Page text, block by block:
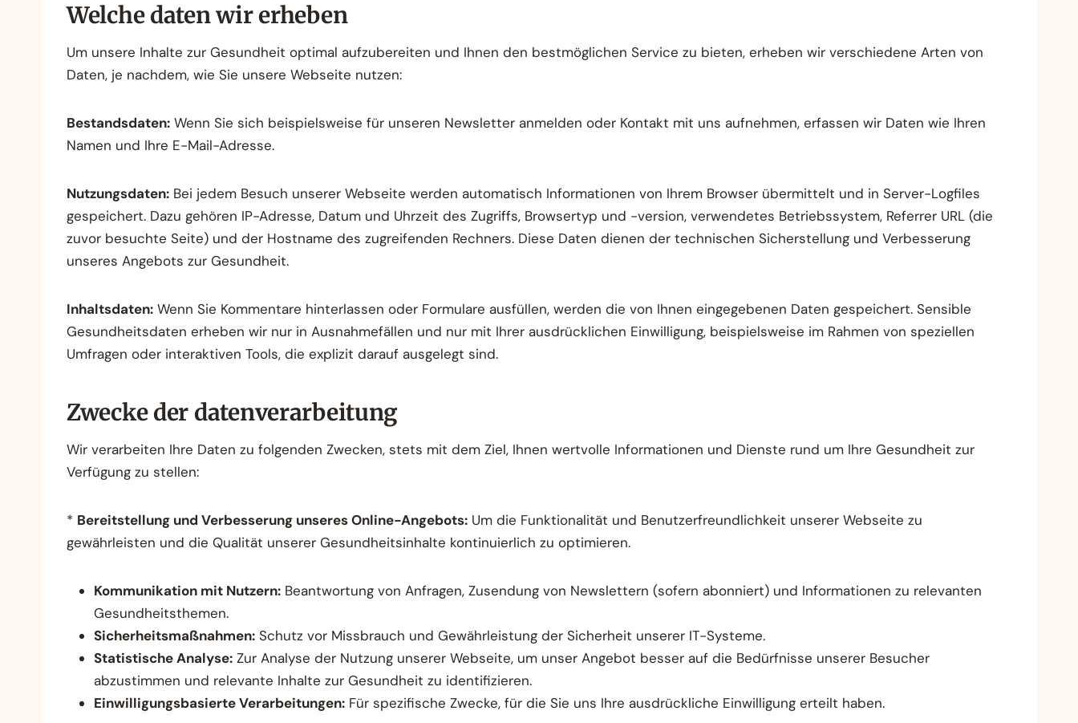
Welche daten wir erheben
Um unsere Inhalte zur Gesundheit optimal aufzubereiten und Ihnen den bestmöglichen Service zu bieten, erheben wir verschiedene Arten von
Daten, je nachdem, wie Sie unsere Webseite nutzen:
Bestandsdaten: Wenn Sie sich beispielsweise für unseren Newsletter anmelden oder Kontakt mit uns aufnehmen, erfassen wir Daten wie Ihren
Namen und Ihre E-Mail-Adresse.
Nutzungsdaten: Bei jedem Besuch unserer Webseite werden automatisch Informationen von Ihrem Browser übermittelt und in Server-Logfiles
gespeichert. Dazu gehören IP-Adresse, Datum und Uhrzeit des Zugriffs, Browsertyp und -version, verwendetes Betriebssystem, Referrer URL (die
zuvor besuchte Seite) und der Hostname des zugreifenden Rechners. Diese Daten dienen der technischen Sicherstellung und Verbesserung
unseres Angebots zur Gesundheit.
Inhaltsdaten: Wenn Sie Kommentare hinterlassen oder Formulare ausfüllen, werden die von Ihnen eingegebenen Daten gespeichert. Sensible
Gesundheitsdaten erheben wir nur in Ausnahmefällen und nur mit Ihrer ausdrücklichen Einwilligung, beispielsweise im Rahmen von speziellen
Umfragen oder interaktiven Tools, die explizit darauf ausgelegt sind.
Zwecke der datenverarbeitung
Wir verarbeiten Ihre Daten zu folgenden Zwecken, stets mit dem Ziel, Ihnen wertvolle Informationen und Dienste rund um Ihre Gesundheit zur
Verfügung zu stellen:
* Bereitstellung und Verbesserung unseres Online-Angebots: Um die Funktionalität und Benutzerfreundlichkeit unserer Webseite zu
gewährleisten und die Qualität unserer Gesundheitsinhalte kontinuierlich zu optimieren.
Kommunikation mit Nutzern: Beantwortung von Anfragen, Zusendung von Newslettern (sofern abonniert) und Informationen zu relevanten
Gesundheitsthemen.
Sicherheitsmaßnahmen: Schutz vor Missbrauch und Gewährleistung der Sicherheit unserer IT-Systeme.
Statistische Analyse: Zur Analyse der Nutzung unserer Webseite, um unser Angebot besser auf die Bedürfnisse unserer Besucher
abzustimmen und relevante Inhalte zur Gesundheit zu identifizieren.
Einwilligungsbasierte Verarbeitungen: Für spezifische Zwecke, für die Sie uns Ihre ausdrückliche Einwilligung erteilt haben.